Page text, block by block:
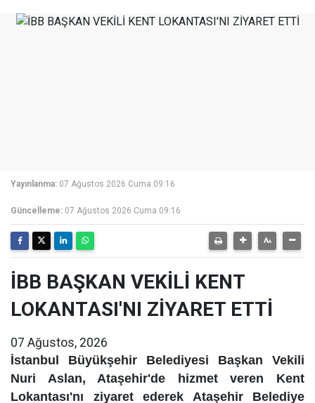
Yayınlanma: 07 Ağustos 2026 Cuma 09:16
Güncelleme: 07 Ağustos 2026 Cuma 09:16
İBB BAŞKAN VEKİLİ KENT
LOKANTASI'NI ZİYARET ETTİ
07 Ağustos, 2026
İstanbul Büyükşehir Belediyesi Başkan Vekili
Nuri Aslan, Ataşehir'de hizmet veren Kent
Lokantası'nı ziyaret ederek Ataşehir Belediye